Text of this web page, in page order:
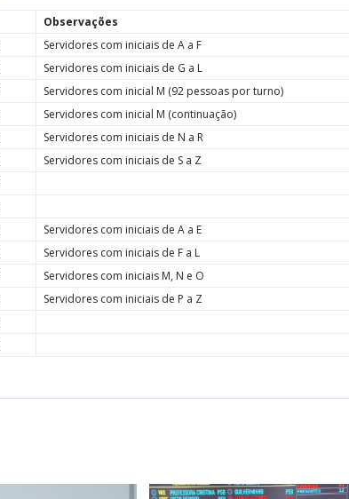
Observações
Servidores com iniciais de A a F
Servidores com iniciais de G a L
Servidores com inicial M (92 pessoas por turno)
Servidores com inicial M (continuação)
Servidores com iniciais de N a R
Servidores com iniciais de S a Z
Servidores com iniciais de A a E
Servidores com iniciais de F a L
Servidores com iniciais M, N e O
Servidores com iniciais de P a Z